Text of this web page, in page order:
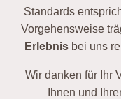
Standards
Vorgehensweise
Erlebnis bei uns
Wir danken für Ihr
Ihnen und